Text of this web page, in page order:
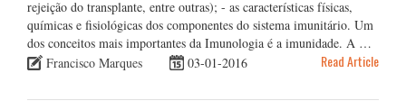
rejeição do transplante, entre outras); - as características físicas,
químicas e fisiológicas dos componentes do sistema imunitário. Um
dos conceitos mais importantes da Imunologia é a imunidade. A …
Francisco Marques
03-01-2016 Read Article